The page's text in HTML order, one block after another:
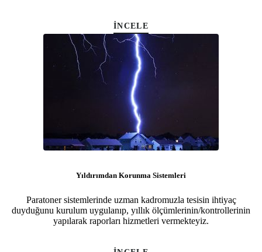
İNCELE
Yıldırımdan Korunma Sistemleri
Paratoner sistemlerinde uzman kadromuzla tesisin ihtiyaç
duyduğunu kurulum uygulanıp, yıllık ölçümlerinin/kontrollerinin
yapılarak raporları hizmetleri vermekteyiz.